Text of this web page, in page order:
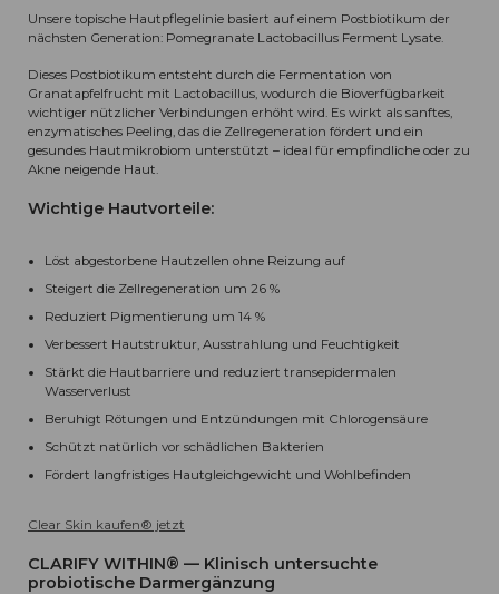
Unsere topische Hautpflegelinie basiert auf einem Postbiotikum der
nächsten Generation: Pomegranate Lactobacillus Ferment Lysate.
Dieses Postbiotikum entsteht durch die Fermentation von
Granatapfelfrucht mit Lactobacillus, wodurch die Bioverfügbarkeit
wichtiger nützlicher Verbindungen erhöht wird. Es wirkt als sanftes,
enzymatisches Peeling, das die Zellregeneration fördert und ein
gesundes Hautmikrobiom unterstützt – ideal für empfindliche oder zu
Akne neigende Haut.
Wichtige Hautvorteile:
Löst abgestorbene Hautzellen ohne Reizung auf
Steigert die Zellregeneration um 26 %
Reduziert Pigmentierung um 14 %
Verbessert Hautstruktur, Ausstrahlung und Feuchtigkeit
Stärkt die Hautbarriere und reduziert transepidermalen
Wasserverlust
Beruhigt Rötungen und Entzündungen mit Chlorogensäure
Schützt natürlich vor schädlichen Bakterien
Fördert langfristiges Hautgleichgewicht und Wohlbefinden
Clear Skin kaufen® jetzt
CLARIFY WITHIN® — Klinisch untersuchte
probiotische Darmergänzung